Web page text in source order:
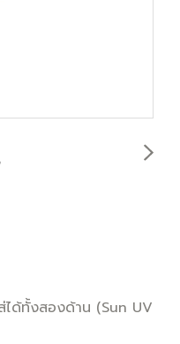
ด้ทั้งสองด้าน (Sun UV